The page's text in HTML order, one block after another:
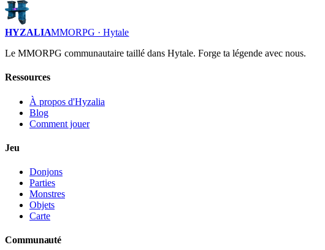
HYZALIAMMORPG · Hytale
Le MMORPG communautaire taillé dans Hytale. Forge ta légende avec nous.
Ressources
À propos d'Hyzalia
Blog
Comment jouer
Jeu
Donjons
Parties
Monstres
Objets
Carte
Communauté